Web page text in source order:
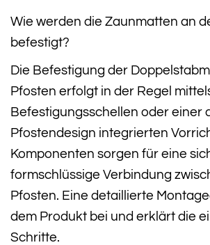
Wie werden die Zaunmatten an
befestigt?
Die Befestigung der
Pfosten erfolgt in der Regel
Befestigungsschellen oder einer
Pfostendesign integrierten
Komponenten sorgen für eine
formschlüssige Verbindung
Pfosten. Eine detaillierte
dem Produkt bei und erklärt die
Schritte.